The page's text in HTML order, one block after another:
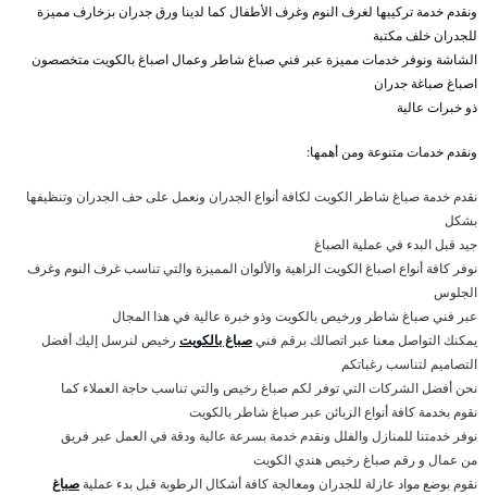
ونقدم خدمة تركيبها لغرف النوم وغرف الأطفال كما لدينا ورق جدران بزخارف مميزة
للجدران خلف مكتبة
الشاشة ونوفر خدمات مميزة عبر فني صباغ شاطر وعمال اصباغ بالكويت متخصصون
اصباغ صباغة جدران
ذو خبرات عالية
ونقدم خدمات متنوعة ومن أهمها:
نقدم خدمة صباغ شاطر الكويت لكافة أنواع الجدران ونعمل على حف الجدران وتنظيفها
بشكل
جيد قبل البدء في عملية الصباغ
نوفر كافة أنواع اصباغ الكويت الزاهية والألوان المميزة والتي تناسب غرف النوم وغرف
الجلوس
عبر فني صباغ شاطر ورخيص بالكويت وذو خبرة عالية في هذا المجال
يمكنك التواصل معنا عبر اتصالك برقم فنيصباغ بالكويت رخيص لنرسل إليك أفضل
التصاميم لتناسب رغباتكم
نحن أفضل الشركات التي توفر لكم صباغ رخيص والتي تناسب حاجة العملاء كما
نقوم بخدمة كافة أنواع الزبائن عبر صباغ شاطر بالكويت
نوفر خدمتنا للمنازل والفلل ونقدم خدمة بسرعة عالية ودقة في العمل عبر فريق
من عمال و رقم صباغ رخيص هندي الكويت
نقوم بوضع مواد عازلة للجدران ومعالجة كافة أشكال الرطوبة قبل بدء عملية صباغ